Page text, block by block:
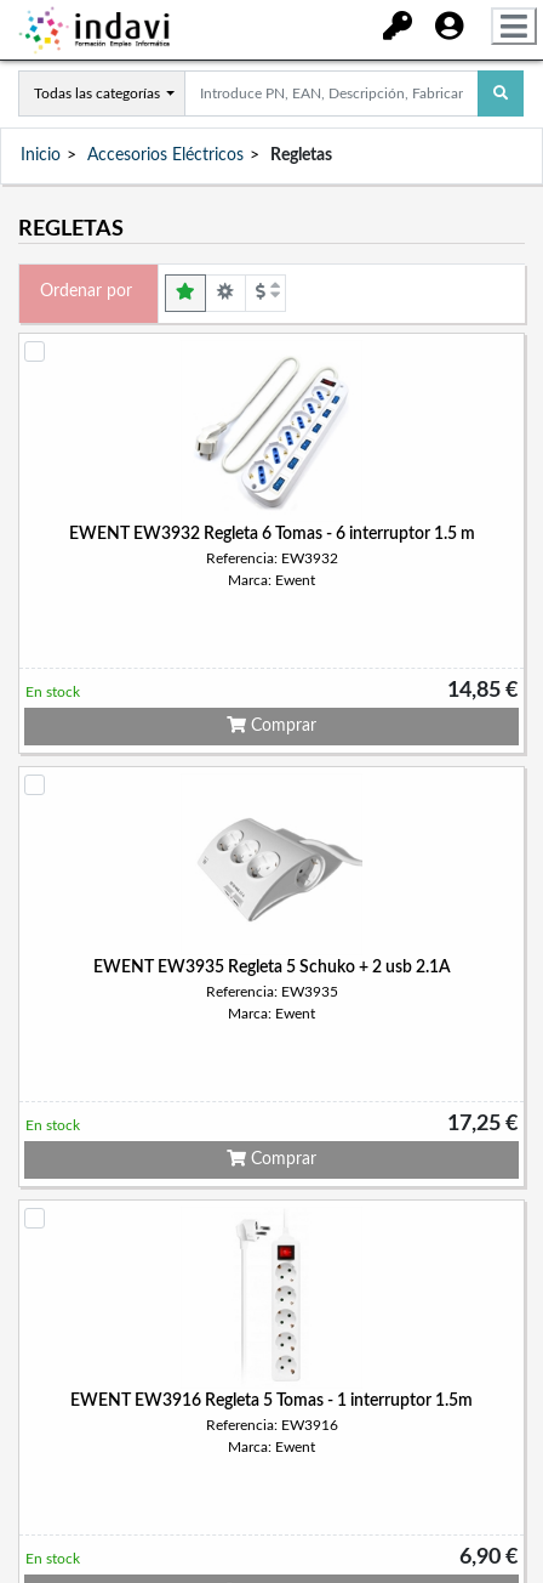
Todas las categorías
Inicio Accesorios Eléctricos Regletas
REGLETAS
Ordenar por
EWENT EW3932 Regleta 6 Tomas - 6 interruptor 1.5 m
Referencia: EW3932
Marca: Ewent
14,85 €
En stock
Comprar
EWENT EW3935 Regleta 5 Schuko + 2 usb 2.1A
Referencia: EW3935
Marca: Ewent
17,25 €
En stock
Comprar
EWENT EW3916 Regleta 5 Tomas - 1 interruptor 1.5m
Referencia: EW3916
Marca: Ewent
6,90 €
En stock